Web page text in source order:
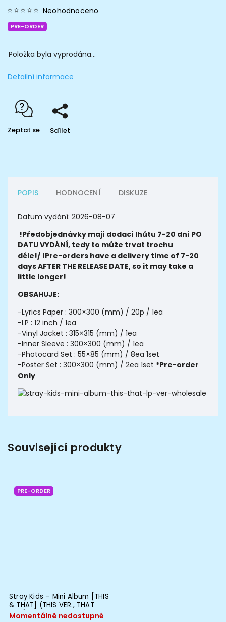
PRE-ORDER
Neohodnoceno
Položka byla vyprodána…
Detailní informace
Zeptat se Sdílet
POPIS HODNOCENÍ DISKUZE
Datum vydání: 2026-08-07
!Předobjednávky mají dodací lhůtu 7-20 dní PO
DATU VYDÁNÍ, tedy to může trvat trochu
déle!/ !Pre-orders have a delivery time of 7-20
days AFTER THE RELEASE DATE, so it may take a
little longer!
OBSAHUJE:
-Lyrics Paper : 300×300 (mm) / 20p / 1ea
-LP : 12 inch / 1ea
-Vinyl Jacket : 315×315 (mm) / 1ea
-Inner Sleeve : 300×300 (mm) / 1ea
-Photocard Set : 55×85 (mm) / 8ea 1set
-Poster Set : 300×300 (mm) / 2ea 1set *Pre-order
Only
Související produkty
PRE-ORDER
Stray Kids – Mini Album [THIS
& THAT] (THIS VER., THAT
VER.)
Momentálně nedostupné